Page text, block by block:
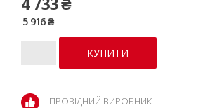
5 916 ₴
ПРОВІДНИЙ ВИРОБНИК